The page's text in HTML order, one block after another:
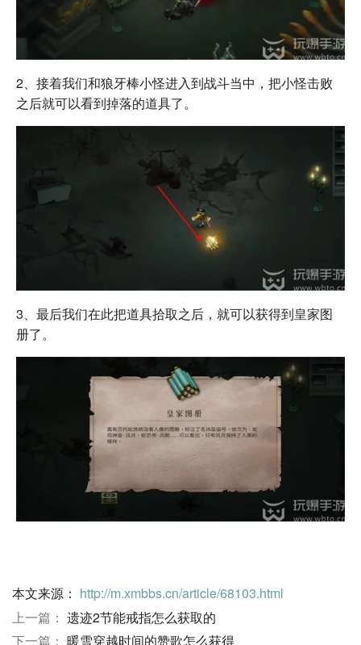
2、接着我们和狼牙棒小怪进入到战斗当中，把小怪击败
之后就可以看到掉落的道具了。
3、最后我们在此把道具拾取之后，就可以获得到皇家图
册了。
本文来源： http://m.xmbbs.cn/article/68103.html
上一篇： 遗迹2节能戒指怎么获取的
下一篇： 暖雪穿越时间的赞歌怎么获得